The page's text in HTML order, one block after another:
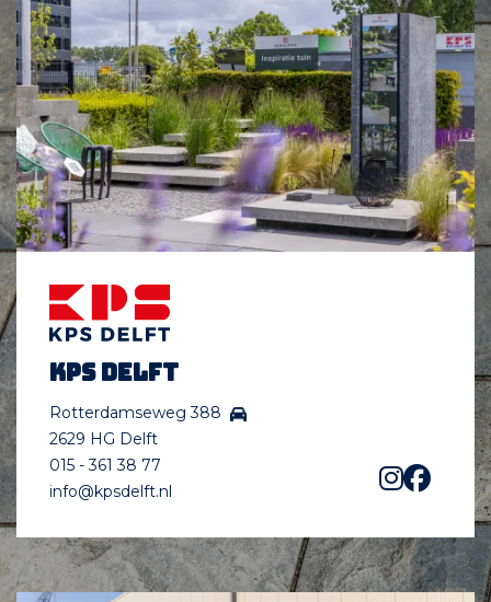
KPS Delft
Rotterdamseweg 388
2629 HG Delft
015 - 361 38 77
info@kpsdelft.nl